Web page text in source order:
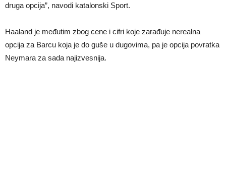
druga opcija”, navodi katalonski Sport.
Haaland je međutim zbog cene i cifri koje zarađuje nerealna
opcija za Barcu koja je do guše u dugovima, pa je opcija povratka
Neymara za sada najizvesnija.